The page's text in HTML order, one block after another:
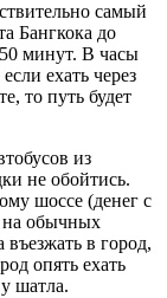
самый
Бангкока до
минут. В часы
ехать через
то путь будет
из
не обойтись.
шоссе (денег с
на обычных
въезжать в город,
опять ехать
шатла.